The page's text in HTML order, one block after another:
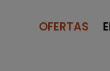
OFERTAS